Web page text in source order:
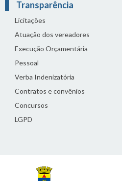
Transparência
Licitações
Atuação dos vereadores
Execução Orçamentária
Pessoal
Verba Indenizatória
Contratos e convênios
Concursos
LGPD